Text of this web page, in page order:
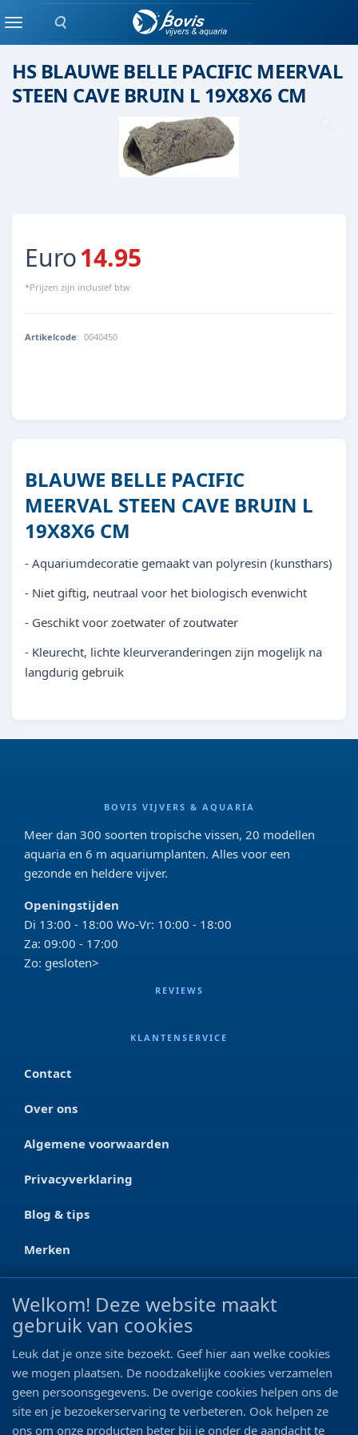
Zoeken
MenuKeramiek/ kunststof
HS BLAUWE BELLE PACIFIC MEERVAL
STEEN CAVE BRUIN L 19X8X6 CM
Euro14.95
*Prijzen zijn inclusief btw
Artikelcode: 0040450
BLAUWE BELLE PACIFIC
MEERVAL STEEN CAVE BRUIN L
19X8X6 CM
- Aquariumdecoratie gemaakt van polyresin (kunsthars)
- Niet giftig, neutraal voor het biologisch evenwicht
- Geschikt voor zoetwater of zoutwater
- Kleurecht, lichte kleurveranderingen zijn mogelijk na
langdurig gebruik
BOVIS VIJVERS & AQUARIA
Meer dan 300 soorten tropische vissen, 20 modellen
aquaria en 6 m aquariumplanten. Alles voor een
gezonde en heldere vijver.
Openingstijden
Di 13:00 - 18:00 Wo-Vr: 10:00 - 18:00
Za: 09:00 - 17:00
Zo: gesloten>
REVIEWS
KLANTENSERVICE
Contact
Over ons
Algemene voorwaarden
Privacyverklaring
Blog & tips
Merken
CONTACT
Ootmarsumseweg 125a
0546 - 622 990
06 - 11 19 81 42
Welkom! Deze website maakt
gebruik van cookies
Leuk dat je onze site bezoekt. Geef hier aan welke cookies
we mogen plaatsen. De noodzakelijke cookies verzamelen
geen persoonsgegevens. De overige cookies helpen ons de
site en je bezoekerservaring te verbeteren. Ook helpen ze
ons om onze producten beter bij je onder de aandacht te